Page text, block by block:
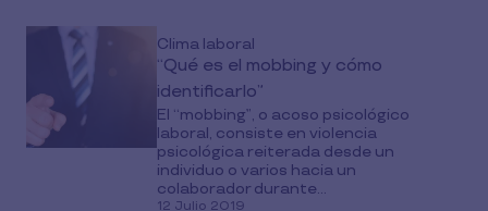
Clima laboral
“Qué es el mobbing y cómo
identificarlo”
El “mobbing”, o acoso psicológico
laboral, consiste en violencia
psicológica reiterada desde un
individuo o varios hacia un
colaborador durante...
12 Julio 2019